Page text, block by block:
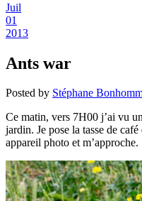
Juil
01
2013
Ants war
Posted by Stéphane
Ce matin, vers 7H00 j’ai vu
jardin. Je pose la tasse de
appareil photo et m’approche.